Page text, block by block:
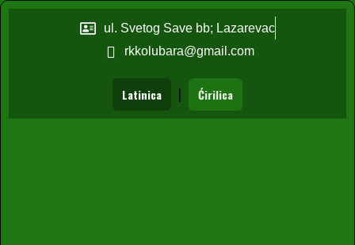
ul. Svetog Save bb; Lazarevac
rkkolubara@gmail.com
Latinica | Ćirilica